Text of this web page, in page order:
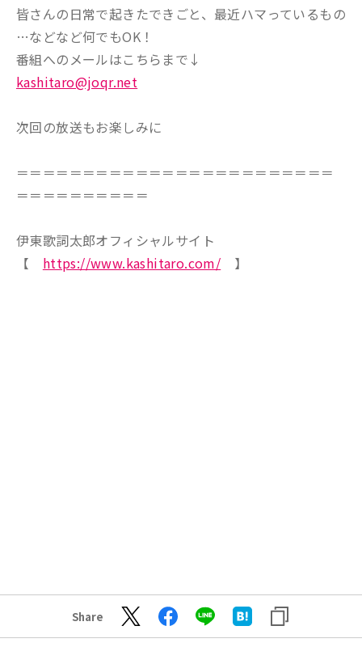
皆さんの日常で起きたできごと、最近ハマっているもの
…などなど何でもOK！
番組へのメールはこちらまで↓
kashitaro@joqr.net
次回の放送もお楽しみに
＝＝＝＝＝＝＝＝＝＝＝＝＝＝＝＝＝＝＝＝＝＝＝＝
＝＝＝＝＝＝＝＝＝＝
伊東歌詞太郎オフィシャルサイト
【 https://www.kashitaro.com/ 】
Share